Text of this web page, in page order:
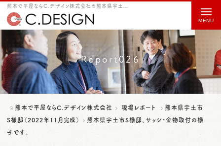
熊本で平屋ならC.デザイン株式会社の熊本県宇土市S様邸、サッシ・金物取付の様子です。をご紹介
Report026
熊本で平屋ならC.デザイン株式会社 現場レポート
熊本県宇土市
S様邸（2022年11月完成）
熊本県宇土市S様邸、サッシ・金物取付の様
子です。
t
o
g
g
l
e